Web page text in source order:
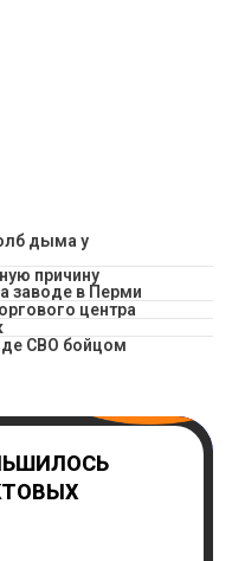
дыма у
причину
заводе в Перми
центра
СВО бойцом